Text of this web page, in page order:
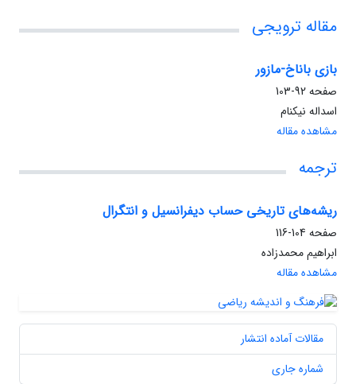
مقاله ترویجی
بازی باناخ-مازور
صفحه92-103
اسداله نیکنام
مشاهده مقاله
ترجمه
ریشه‌های تاریخی حساب دیفرانسیل و انتگرال
صفحه 104-116
ابراهیم محمدزاده
مشاهده مقاله
مقالات آماده انتشار
شماره جاری